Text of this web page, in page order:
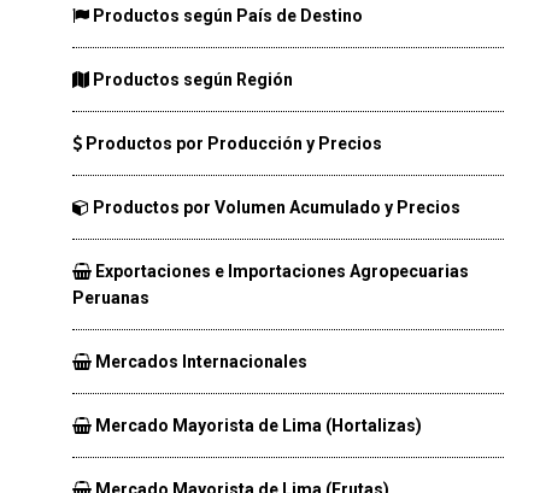
Productos según País de Destino
Productos según Región
Productos por Producción y Precios
Productos por Volumen Acumulado y Precios
Exportaciones e Importaciones Agropecuarias
Peruanas
Mercados Internacionales
Mercado Mayorista de Lima (Hortalizas)